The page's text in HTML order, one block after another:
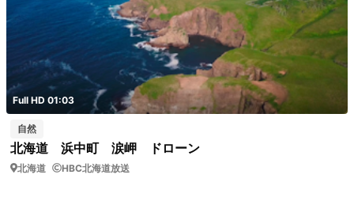
Full HD 01:03
自然
北海道 浜中町 涙岬 ドローン
北海道 HBC北海道放送